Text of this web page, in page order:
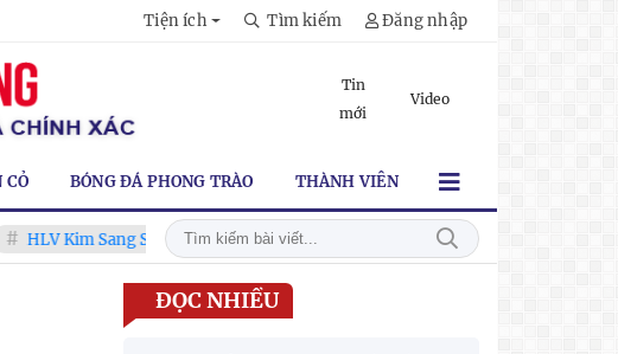
Tiện ích Tìm kiếm Đăng nhập
Tin
mới
Video
CỎ BÓNG ĐÁ PHONG TRÀO THÀNH VIÊN
Sang Sik: "ĐT Việt Nam sẽ tung đội hình mạnh nhất trước Campuchia"
ĐỌC NHIỀU